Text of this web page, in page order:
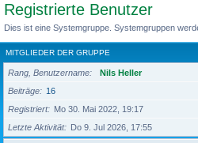
Registrierte Benutzer
Dies ist eine Systemgruppe. Systemgruppen
MITGLIEDER DER GRUPPE
Rang, Benutzername
Nils Heller
Beiträge
16
Registriert
Mo 30. Mai 2022, 19:17
Letzte Aktivität
Do 9. Jul 2026, 17:55